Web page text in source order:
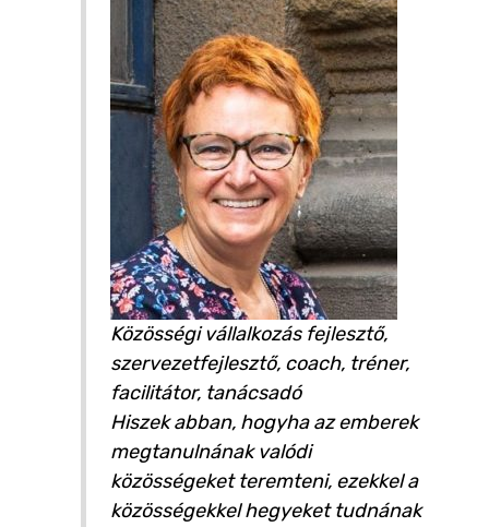
Közösségi vállalkozás fejlesztő,
szervezetfejlesztő, coach, tréner,
facilitátor, tanácsadó
Hiszek abban, hogyha az emberek
megtanulnának valódi
közösségeket teremteni, ezekkel a
közösségekkel hegyeket tudnának